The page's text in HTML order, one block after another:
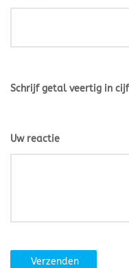
Schrijf getal veertig in
Uw reactie
Verzenden